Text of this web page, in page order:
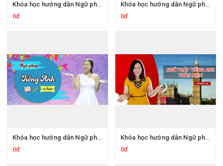
Khóa học hướng dẫn Ngữ pháp Tiếng Anh cơ bản online tại nhà
0đ
Khóa học hướng dẫn Ngữ pháp tiếng anh ứng dụng ngay tại nhà
0đ
Khóa học hướng dẫn Ngữ pháp Tiếng Anh cơ bản online tại nhà
0đ
Khóa học hướng dẫn Ngữ pháp Tiếng Anh toàn diện từ A đến Z
0đ